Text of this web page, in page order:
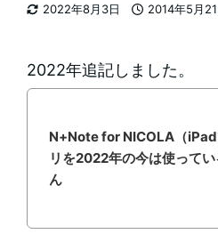
2022年8月3日
2014年5月21
者
2022年追記しました。
N+Note for NICOLA（
リを2022年の今は使って
ん